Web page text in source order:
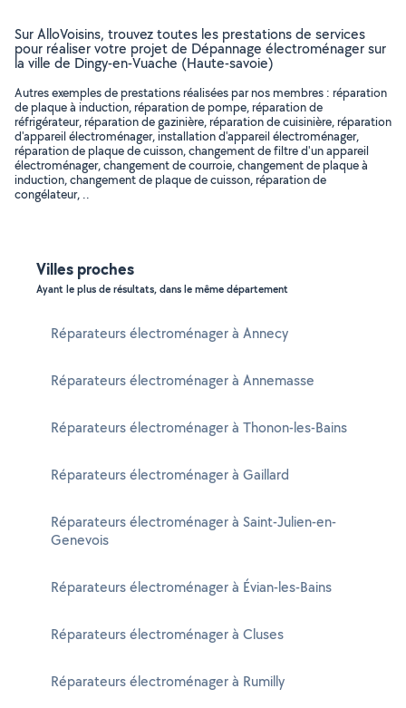
Sur AlloVoisins, trouvez toutes les prestations de services
pour réaliser votre projet de Dépannage électroménager sur
la ville de Dingy-en-Vuache (Haute-savoie)
Autres exemples de prestations réalisées par nos membres : réparation
de plaque à induction, réparation de pompe, réparation de
réfrigérateur, réparation de gazinière, réparation de cuisinière, réparation
d'appareil électroménager, installation d'appareil électroménager,
réparation de plaque de cuisson, changement de filtre d'un appareil
électroménager, changement de courroie, changement de plaque à
induction, changement de plaque de cuisson, réparation de
congélateur, ..
Villes proches
Ayant le plus de résultats, dans le même département
Réparateurs électroménager à Annecy
Réparateurs électroménager à Annemasse
Réparateurs électroménager à Thonon-les-Bains
Réparateurs électroménager à Gaillard
Réparateurs électroménager à Saint-Julien-en-
Genevois
Réparateurs électroménager à Évian-les-Bains
Réparateurs électroménager à Cluses
Réparateurs électroménager à Rumilly